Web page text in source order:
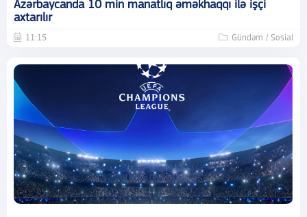
Azərbaycanda 10 min manatlıq əməkhaqqı ilə işçi
axtarılır
11:15 Gündəm / Sosial